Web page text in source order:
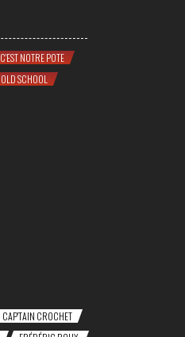
C'EST NOTRE POTE
OLD SCHOOL
CAP'TAIN CROCHET